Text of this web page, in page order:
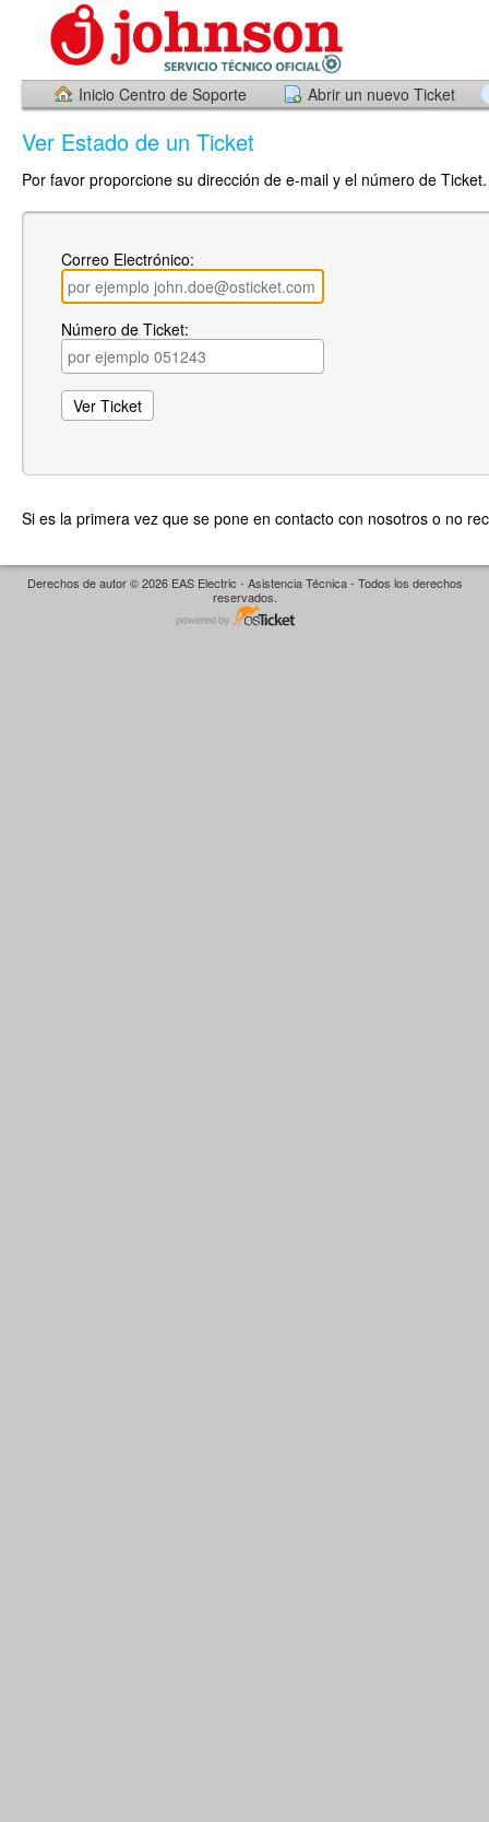
Inicio Centro de Soporte Abrir un nuevo Ticket
Ver Estado de un Ticket
Por favor proporcione su dirección de e-mail y el número de
Correo Electrónico:
Número de Ticket:
Si es la primera vez que se pone en contacto con nosotros o no
Derechos de autor © 2026 EAS Electric - Asistencia Técnica - Todos los derechos
reservados.